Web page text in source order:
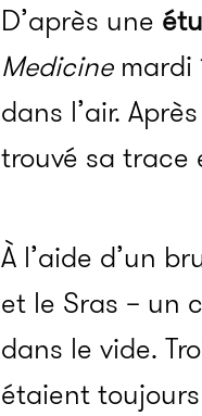
D’après une
Medicinemardi
dans l’air.
trouvé sa trace
À l’aide d’un
et le Sras – un
dans le vide.
étaient